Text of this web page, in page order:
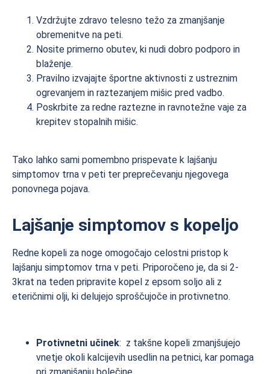
Vzdržujte zdravo telesno težo za zmanjšanje
obremenitve na peti.
Nosite primerno obutev, ki nudi dobro podporo in
blaženje.
Pravilno izvajajte športne aktivnosti z ustreznim
ogrevanjem in raztezanjem mišic pred vadbo.
Poskrbite za redne raztezne in ravnotežne vaje za
krepitev stopalnih mišic.
Tako lahko sami pomembno prispevate k lajšanju
simptomov trna v peti ter preprečevanju njegovega
ponovnega pojava.
Lajšanje simptomov s kopeljo
Redne kopeli za noge omogočajo celostni pristop k
lajšanju simptomov trna v peti. Priporočeno je, da si 2-
3krat na teden pripravite kopel z epsom soljo ali z
eteričnimi olji, ki delujejo sproščujoče in protivnetno.
Protivnetni učinek: z takšne kopeli zmanjšujejo
vnetje okoli kalcijevih usedlin na petnici, kar pomaga